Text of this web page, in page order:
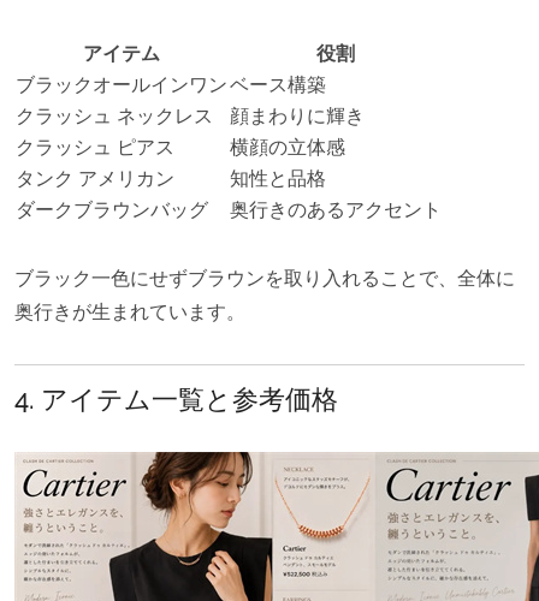
アイテム
役割
ブラックオールインワンベース構築
クラッシュ ネックレス
顔まわりに輝き
クラッシュ ピアス
横顔の立体感
タンク アメリカン
知性と品格
ダークブラウンバッグ
奥行きのあるアクセント
ブラック一色にせずブラウンを取り入れることで、全体に
奥行きが生まれています。
4. アイテム一覧と参考価格